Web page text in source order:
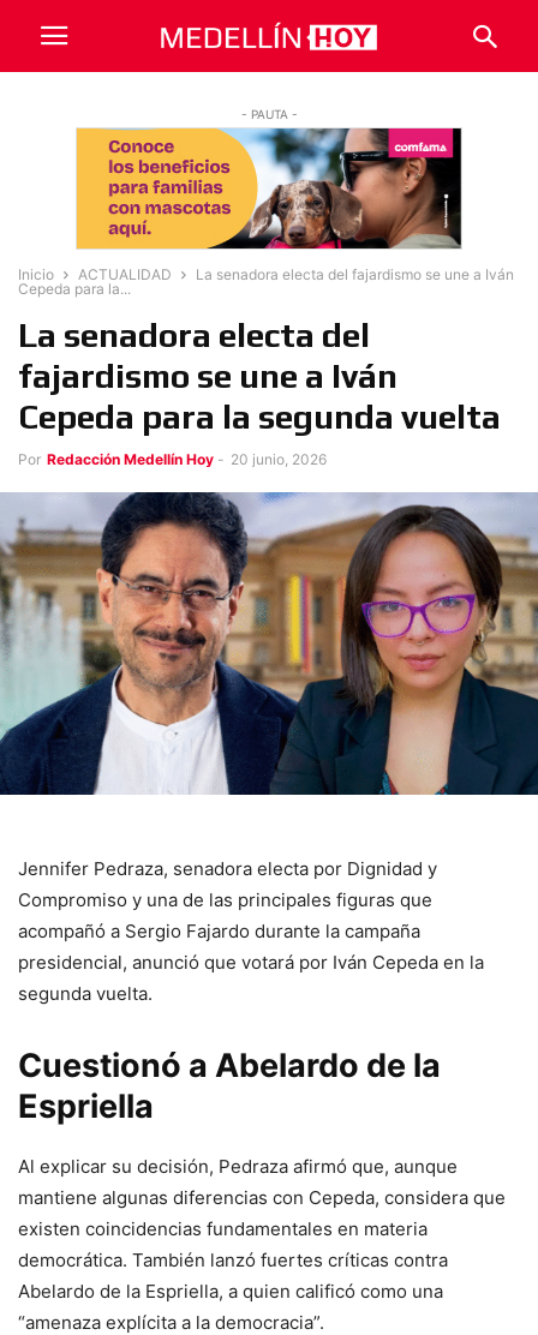
- PAUTA -
Inicio ACTUALIDAD
La senadora electa del fajardismo se une a Iván
Cepeda para la...
La senadora electa del
fajardismo se une a Iván
Cepeda para la segunda vuelta
Por Redacción Medellín Hoy - 20 junio, 2026
Jennifer Pedraza, senadora electa por Dignidad y
Compromiso y una de las principales figuras que
acompañó a Sergio Fajardo durante la campaña
presidencial, anunció que votará por Iván Cepeda en la
segunda vuelta.
Cuestionó a Abelardo de la
Espriella
Al explicar su decisión, Pedraza afirmó que, aunque
mantiene algunas diferencias con Cepeda, considera que
existen coincidencias fundamentales en materia
democrática. También lanzó fuertes críticas contra
Abelardo de la Espriella, a quien calificó como una
“amenaza explícita a la democracia”.